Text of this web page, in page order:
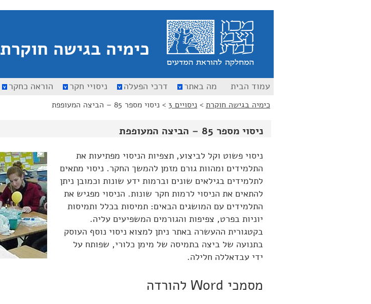
כימיה בגישה חוקרת
עמוד הבית מה באתר דרכי הפעלה ניסויי חקר הוראה כחקר
כימיה בגישה חוקרת > ניסויים 3 > ניסוי מספר 85 – הביצה המעופפת
ניסוי מספר 85 – הביצה המעופפת
ניסוי פשוט וקל לביצוע, תצפיות הניסוי מפתיעות את
התלמידים ומהוות גורם מזמן להמשך החקר. ניסוי מתאים
לתלמידים בגילאים שונים וברמות ידע שונות וכמובן ניתן
להתאים את הניסוי לרמות חקר שונות. הניסוי מפגיש את
התלמידים עם המושגים הבאים: תמיסות בכלל ותמיסות
יוניות בפרט, צפיפות והגורמים המשפיעים עליה.
בקטגורית ההעשרה באתר ניתן למצוא ניסוי נוסף העוסק
בתנועה של ביצה בתמיסה של מימן כלורי, שפותח על
ידי עבדאללה חלילה.
מסמכי Word להורדה